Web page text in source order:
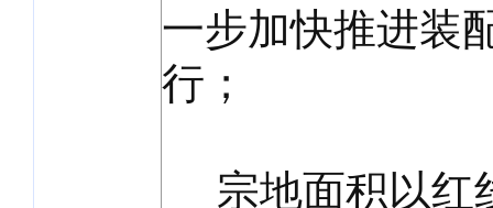
一步加快推进装
行；
宗地面积以红